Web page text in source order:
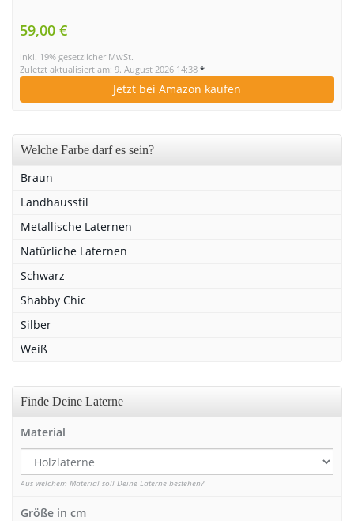
59,00 €
inkl. 19% gesetzlicher MwSt.
Zuletzt aktualisiert am: 9. August 2026 14:38 *
Jetzt bei Amazon kaufen
Welche Farbe darf es sein?
Braun
Landhausstil
Metallische Laternen
Natürliche Laternen
Schwarz
Shabby Chic
Silber
Weiß
Finde Deine Laterne
Material
Aus welchem Material soll Deine Laterne bestehen?
Größe in cm